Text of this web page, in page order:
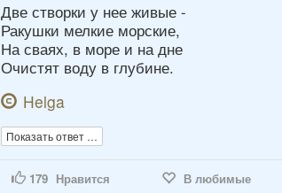
Две створки у нее живые -
Ракушки мелкие морские,
На сваях, в море и на дне
Очистят воду в глубине.
Helga
Показать ответ …
179 Нравится В любимые